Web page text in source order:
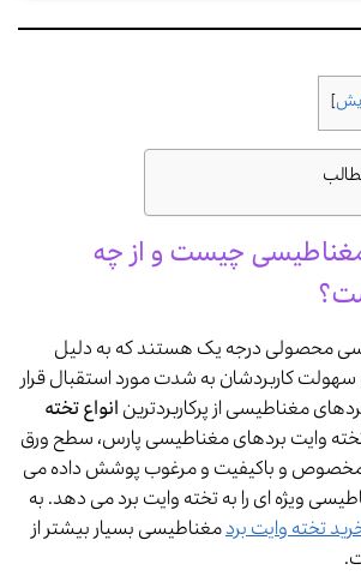
]
چیست و از چه
محصولی درجه یک هستند که به دلیل
کاربردشان به شدت مورد استقبال قرار
مغناطیسی از پرکاربردترین انواع تخته
وایت بردهای مغناطیسی پارس، سطح ورق
مخصوص و باکیفیت و مرغوب پوشش داده می
ویژه ای را به تخته وایت برد می دهد. به
تخته وایت بردمغناطیسی بسیار بیشتر از